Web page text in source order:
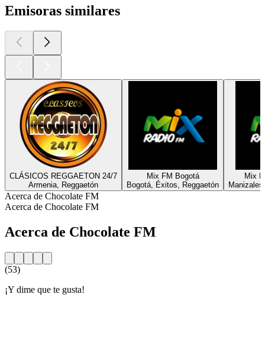
Emisoras similares
CLÁSICOS REGGAETON 24/7
Armenia, Reggaetón
Mix FM Bogotá
Bogotá, Éxitos, Reggaetón
Mix
Acerca de Chocolate FM
Acerca de Chocolate FM
Acerca de Chocolate FM
(53)
¡Y dime que te gusta!